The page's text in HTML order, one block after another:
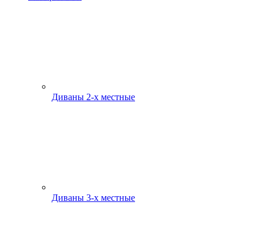
Диваны 2-х местные
Диваны 3-х местные